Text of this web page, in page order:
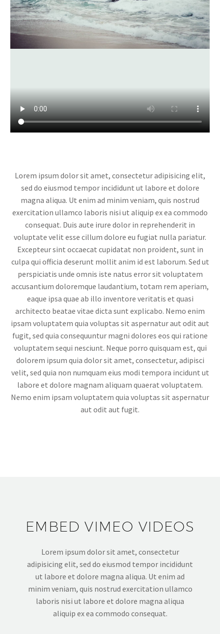
Lorem ipsum dolor sit amet, consectetur adipisicing elit,
sed do eiusmod tempor incididunt ut labore et dolore
magna aliqua. Ut enim ad minim veniam, quis nostrud
exercitation ullamco laboris nisi ut aliquip ex ea commodo
consequat. Duis aute irure dolor in reprehenderit in
voluptate velit esse cillum dolore eu fugiat nulla pariatur.
Excepteur sint occaecat cupidatat non proident, sunt in
culpa qui officia deserunt mollit anim id est laborum. Sed ut
perspiciatis unde omnis iste natus error sit voluptatem
accusantium doloremque laudantium, totam rem aperiam,
eaque ipsa quae ab illo inventore veritatis et quasi
architecto beatae vitae dicta sunt explicabo. Nemo enim
ipsam voluptatem quia voluptas sit aspernatur aut odit aut
fugit, sed quia consequuntur magni dolores eos qui ratione
voluptatem sequi nesciunt. Neque porro quisquam est, qui
dolorem ipsum quia dolor sit amet, consectetur, adipisci
velit, sed quia non numquam eius modi tempora incidunt ut
labore et dolore magnam aliquam quaerat voluptatem.
Nemo enim ipsam voluptatem quia voluptas sit aspernatur
aut odit aut fugit.
EMBED VIMEO VIDEOS
Lorem ipsum dolor sit amet, consectetur
adipisicing elit, sed do eiusmod tempor incididunt
ut labore et dolore magna aliqua. Ut enim ad
minim veniam, quis nostrud exercitation ullamco
laboris nisi ut labore et dolore magna aliqua
aliquip ex ea commodo consequat.